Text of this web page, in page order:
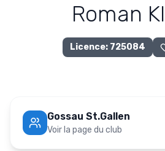
Roman
Licence: 725084
Gossau St.Gallen
Voir la page du club